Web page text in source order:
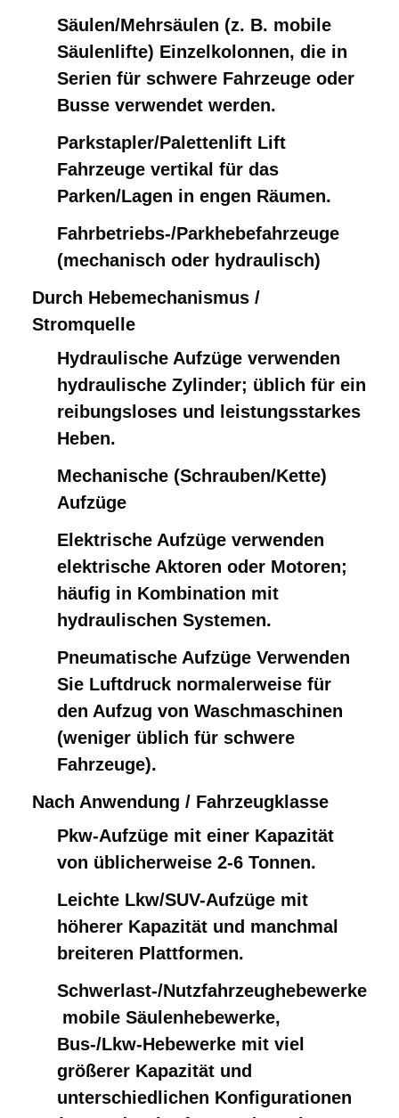
Säulen/Mehrsäulen (z. B. mobile
Säulenlifte) Einzelkolonnen, die in
Serien für schwere Fahrzeuge oder
Busse verwendet werden.
Parkstapler/Palettenlift Lift
Fahrzeuge vertikal für das
Parken/Lagen in engen Räumen.
Fahrbetriebs-/Parkhebefahrzeuge
(mechanisch oder hydraulisch)
Durch Hebemechanismus /
Stromquelle
Hydraulische Aufzüge verwenden
hydraulische Zylinder; üblich für ein
reibungsloses und leistungsstarkes
Heben.
Mechanische (Schrauben/Kette)
Aufzüge
Elektrische Aufzüge verwenden
elektrische Aktoren oder Motoren;
häufig in Kombination mit
hydraulischen Systemen.
Pneumatische Aufzüge Verwenden
Sie Luftdruck normalerweise für
den Aufzug von Waschmaschinen
(weniger üblich für schwere
Fahrzeuge).
Nach Anwendung / Fahrzeugklasse
Pkw-Aufzüge mit einer Kapazität
von üblicherweise 2-6 Tonnen.
Leichte Lkw/SUV-Aufzüge mit
höherer Kapazität und manchmal
breiteren Plattformen.
Schwerlast-/Nutzfahrzeughebewerke
️ mobile Säulenhebewerke,
Bus-/Lkw-Hebewerke mit viel
größerer Kapazität und
unterschiedlichen Konfigurationen